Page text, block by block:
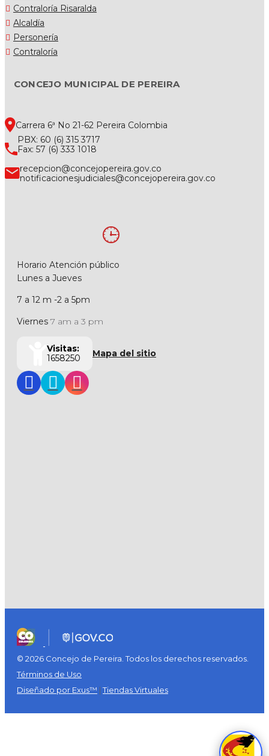
Contraloría Risaralda
Alcaldía
Personería
Contraloría
CONCEJO MUNICIPAL DE PEREIRA
Carrera 6ª No 21-62 Pereira Colombia
PBX: 60 (6) 315 3717
Fax: 57 (6) 333 1018
recepcion@concejopereira.gov.co
notificacionesjudiciales@concejopereira.gov.co
Horario Atención público
Lunes a Jueves
7 a 12 m -2 a 5pm
Viernes 7 am a 3 pm
Visitas:
1658250
Mapa del sitio
© 2026 Concejo de Pereira. Todos los derechos reservados.
Términos de Uso
Diseñado por Exus™ |Tiendas Virtuales